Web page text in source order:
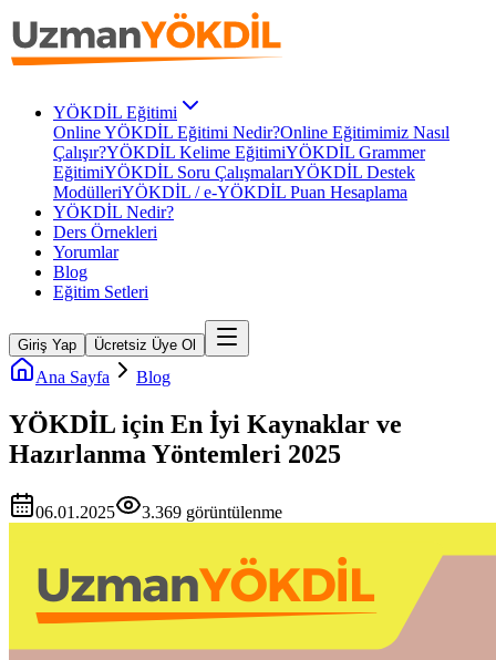
YÖKDİL Eğitimi
Online YÖKDİL Eğitimi Nedir?Online Eğitimimiz Nasıl
Çalışır?YÖKDİL Kelime EğitimiYÖKDİL Grammer
EğitimiYÖKDİL Soru ÇalışmalarıYÖKDİL Destek
ModülleriYÖKDİL / e-YÖKDİL Puan Hesaplama
YÖKDİL Nedir?
Ders Örnekleri
Yorumlar
Blog
Eğitim Setleri
Giriş Yap Ücretsiz Üye Ol
Ana Sayfa Blog
YÖKDİL için En İyi Kaynaklar ve
Hazırlanma Yöntemleri 2025
06.01.2025 3.369 görüntülenme